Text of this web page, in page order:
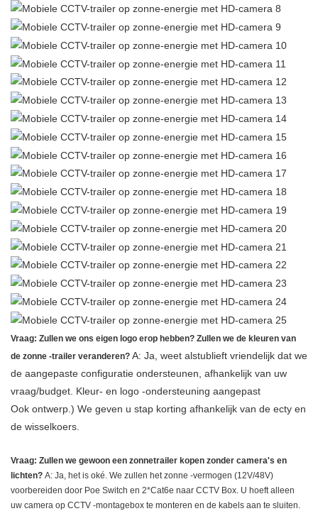
Vraag: Zullen we ons eigen logo erop hebben? Zullen we de kleuren van
de zonne -trailer veranderen? A: Ja, weet alstublieft vriendelijk dat we
de aangepaste configuratie ondersteunen, afhankelijk van uw
vraag/budget. Kleur- en logo -ondersteuning aangepast
Ook ontwerp.) We geven u stap korting afhankelijk van de ecty en
de wisselkoers.
Vraag: Zullen we gewoon een zonnetrailer kopen zonder camera's en
lichten? A: Ja, het is oké. We zullen het zonne -vermogen (12V/48V)
voorbereiden door Poe Switch en 2*Cat6e naar CCTV Box. U hoeft alleen
uw camera op CCTV -montagebox te monteren en de kabels aan te sluiten.